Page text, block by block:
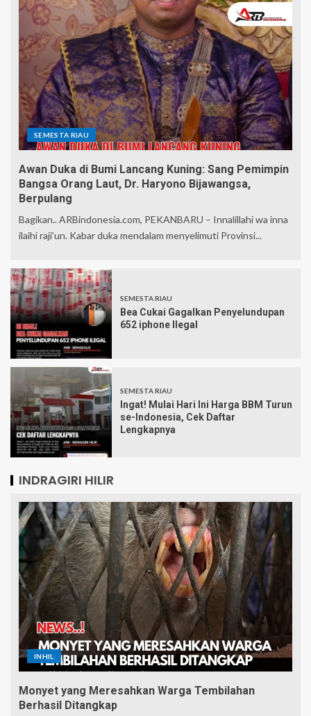
SEMESTA RIAU
Awan Duka di Bumi Lancang Kuning: Sang Pemimpin
Bangsa Orang Laut, Dr. Haryono Bijawangsa,
Berpulang
Bagikan.. ARBindonesia.com, PEKANBARU – Innalillahi wa inna
ilaihi raji’un. Kabar duka mendalam menyelimuti Provinsi...
SEMESTA RIAU
Bea Cukai Gagalkan Penyelundupan
652 iphone Ilegal
SEMESTA RIAU
Ingat! Mulai Hari Ini Harga BBM Turun
se-Indonesia, Cek Daftar
Lengkapnya
INDRAGIRI HILIR
INHIL
Monyet yang Meresahkan Warga Tembilahan
Berhasil Ditangkap